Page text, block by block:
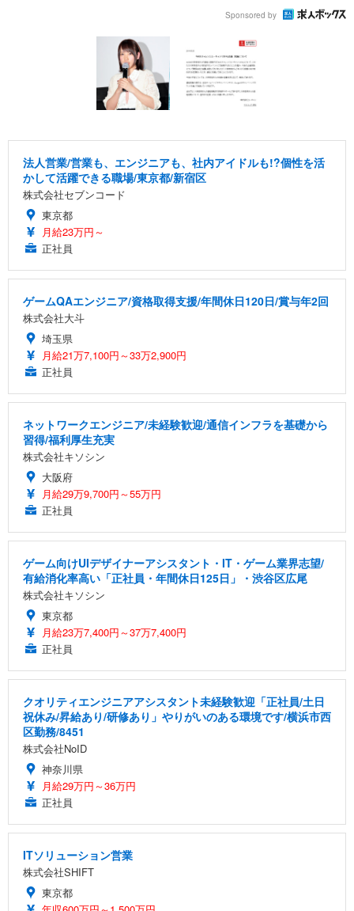
Sponsored by
法人営業/営業も、エンジニアも、社内アイドルも!?個性を活
かして活躍できる職場/東京都/新宿区
株式会社セブンコード
東京都
月給23万円～
正社員
ゲームQAエンジニア/資格取得支援/年間休日120日/賞与年2回
株式会社大斗
埼玉県
月給21万7,100円～33万2,900円
正社員
ネットワークエンジニア/未経験歓迎/通信インフラを基礎から
習得/福利厚生充実
株式会社キソシン
大阪府
月給29万9,700円～55万円
正社員
ゲーム向けUIデザイナーアシスタント・IT・ゲーム業界志望/
有給消化率高い「正社員・年間休日125日」・渋谷区広尾
株式会社キソシン
東京都
月給23万7,400円～37万7,400円
正社員
クオリティエンジニアアシスタント未経験歓迎「正社員/土日
祝休み/昇給あり/研修あり」やりがいのある環境です/横浜市西
区勤務/8451
株式会社NoID
神奈川県
月給29万円～36万円
正社員
ITソリューション営業
株式会社SHIFT
東京都